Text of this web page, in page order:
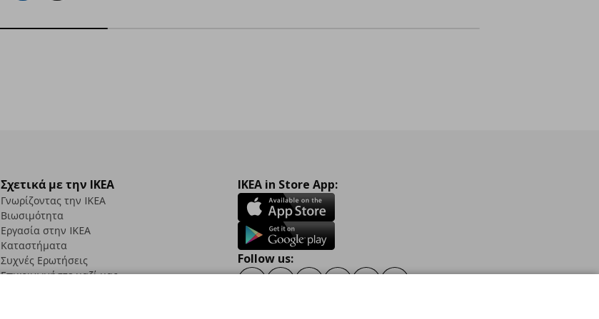
Σχετικά με την IKEA
Γνωρίζοντας την IKEA
Βιωσιμότητα
Εργασία στην IKEA
Καταστήματα
Συχνές Ερωτήσεις
Επικοινωνήστε μαζί μας
IKEA in Store App:
Follow us: